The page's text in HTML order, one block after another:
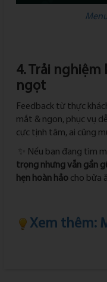
4. Trải
ngọt
Feedback từ thực
mắt & ngon, phục vụ
cực tịnh tâm, ai cũng
✨ Nếu bạn đang tìm
trọng nhưng vẫn gần
hẹn hoàn hảo cho bữa
Xem thêm: